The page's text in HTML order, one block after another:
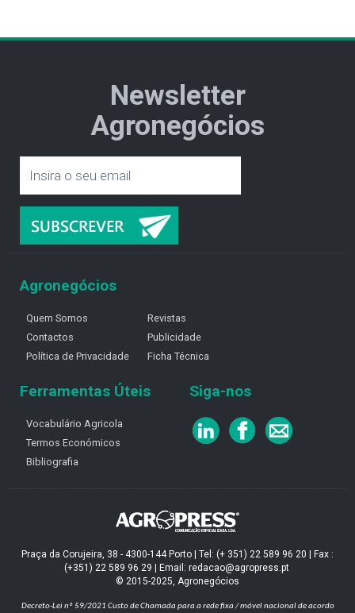
Newsletter
Agronegócios
Agronegócios
Quem Somos
Contactos
Política de Privacidade
Revistas
Publicidade
Ficha Técnica
Ferramentas Úteis
Vocabulário Agricola
Termos Económicos
Bibliografia
Siga-nos
Praça da Corujeira, 38 - 4300-144 Porto | Tel: (+ 351) 22 589 96 20 | Fax :
(+351) 22 589 96 29 | Email: redacao@agropress.pt
© 2015-2025, Agronegócios
Decreto-Lei nº 59/2021 Custo de Chamada para a rede fixa / móvel nacional de acordo